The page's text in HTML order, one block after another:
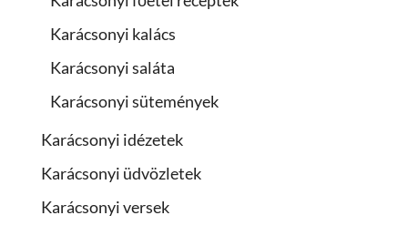
Karácsonyi kalács
Karácsonyi saláta
Karácsonyi sütemények
Karácsonyi idézetek
Karácsonyi üdvözletek
Karácsonyi versek